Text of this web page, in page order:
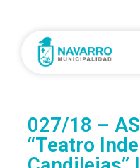
027/18 –
“Teatro